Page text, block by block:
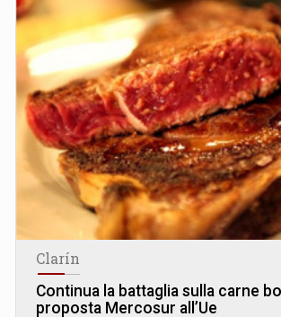
Clarín
Continua la battaglia sulla carne
proposta Mercosur all’Ue